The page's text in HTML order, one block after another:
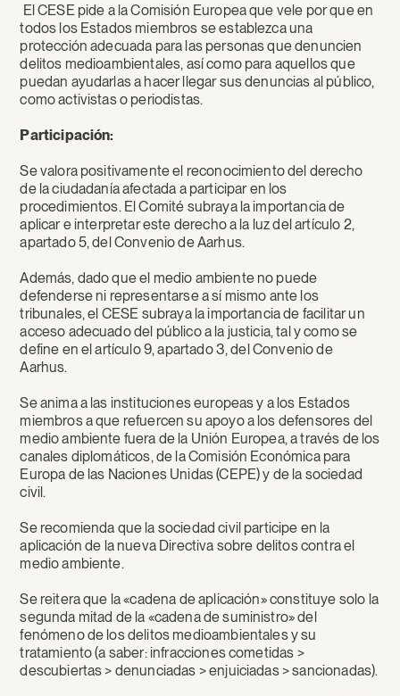
El CESE pide a la Comisión Europea que vele por que en
todos los Estados miembros se establezca una
protección adecuada para las personas que denuncien
delitos medioambientales, así como para aquellos que
puedan ayudarlas a hacer llegar sus denuncias al público,
como activistas o periodistas.
Participación:
Se valora positivamente el reconocimiento del derecho
de la ciudadanía afectada a participar en los
procedimientos. El Comité subraya la importancia de
aplicar e interpretar este derecho a la luz del artículo 2,
apartado 5, del Convenio de Aarhus.
Además, dado que el medio ambiente no puede
defenderse ni representarse a sí mismo ante los
tribunales, el CESE subraya la importancia de facilitar un
acceso adecuado del público a la justicia, tal y como se
define en el artículo 9, apartado 3, del Convenio de
Aarhus.
Se anima a las instituciones europeas y a los Estados
miembros a que refuercen su apoyo a los defensores del
medio ambiente fuera de la Unión Europea, a través de los
canales diplomáticos, de la Comisión Económica para
Europa de las Naciones Unidas (CEPE) y de la sociedad
civil.
Se recomienda que la sociedad civil participe en la
aplicación de la nueva Directiva sobre delitos contra el
medio ambiente.
Se reitera que la «cadena de aplicación» constituye solo la
segunda mitad de la «cadena de suministro» del
fenómeno de los delitos medioambientales y su
tratamiento (a saber: infracciones cometidas >
descubiertas > denunciadas > enjuiciadas > sancionadas).